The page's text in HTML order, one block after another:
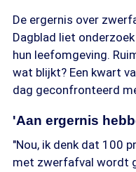
De ergernis over
Dagblad liet
hun leefomgeving.
wat blijkt? Een kwart
dag geconfronteerd
'Aan ergernis
"Nou, ik denk dat 100
met zwerfafval wordt